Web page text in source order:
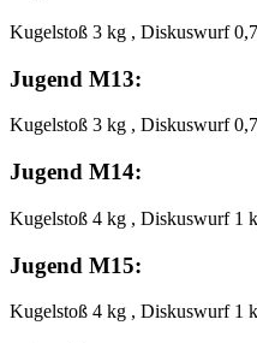
Kugelstoß 3 kg , Diskuswurf
Jugend M13:
Kugelstoß 3 kg , Diskuswurf
Jugend M14:
Kugelstoß 4 kg , Diskuswurf 1
Jugend M15:
Kugelstoß 4 kg , Diskuswurf 1